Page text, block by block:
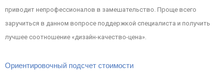
приводит непрофессионалов в замешательство. Проще всего
заручиться в данном вопросе поддержкой специалиста и получить
лучшее соотношение «дизайн-качество-цена».
Ориентировочный подсчет стоимости